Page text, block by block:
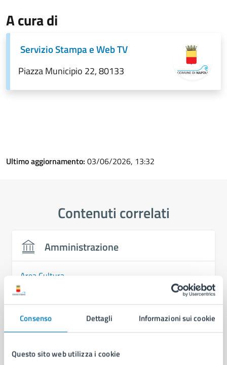
Consenso Dettagli Informazioni sui cookie
Questo sito web utilizza i cookie
A cura di
Servizio Stampa e Web TV
Piazza Municipio 22, 80133
Ultimo aggiornamento: 03/06/2026, 13:32
Contenuti correlati
Amministrazione
Area Cultura